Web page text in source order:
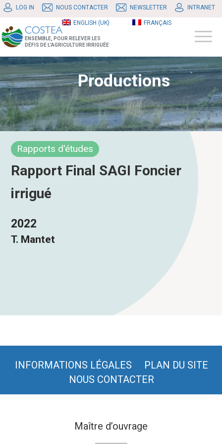
LOG IN NOUS CONTACTER NEWSLETTER INTRANET
ENGLISH (UK) FRANÇAIS
ENSEMBLE, POUR RELEVER LES
DÉFIS DE L'AGRICULTURE IRRIGUÉE
Productions
Rapports d'études
Rapport Final SAGI Foncier
irrigué
2022
T. Mantet
INFORMATIONS LÉGALES
PLAN DU SITE
NOUS CONTACTER
Maître d’ouvrage